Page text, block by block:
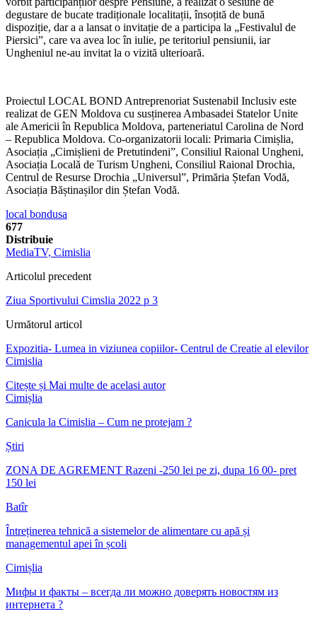
degustare de bucate tradiționale localitații, însoțită de bună
dispoziție, dar a a lansat o invitație de a participa la „Festivalul de
Piersici”, care va avea loc în iulie, pe teritoriul pensiunii, iar
Ungheniul ne-au invitat la o vizită ulterioară.
Proiectul LOCAL BOND Antreprenoriat Sustenabil Inclusiv este
realizat de GEN Moldova cu susținerea Ambasadei Statelor Unite
ale Americii în Republica Moldova, parteneriatul Carolina de Nord
– Republica Moldova. Co-organizatorii locali: Primaria Cimișlia,
Asociația „Cimișlieni de Pretutindeni”, Consiliul Raional Ungheni,
Asociația Locală de Turism Ungheni, Consiliul Raional Drochia,
Centrul de Resurse Drochia „Universul”, Primăria Ștefan Vodă,
Asociația Băștinașilor din Ștefan Vodă.
local bondusa
677
Distribuie
MediaTV, Cimislia
Articolul precedent
Ziua Sportivului Cimslia 2022 p 3
Următorul articol
Expozitia- Lumea in viziunea copiilor- Centrul de Creatie al elevilor
Cimislia
Citește și Mai multe de acelasi autor
Cimișlia
Canicula la Cimislia – Cum ne protejam ?
Știri
ZONA DE AGREMENT Razeni -250 lei pe zi, dupa 16 00- pret
150 lei
Batîr
Întreținerea tehnică a sistemelor de alimentare cu apă și
managementul apei în școli
Cimișlia
Мифы и факты – всегда ли можно доверять новостям из
интернета ?